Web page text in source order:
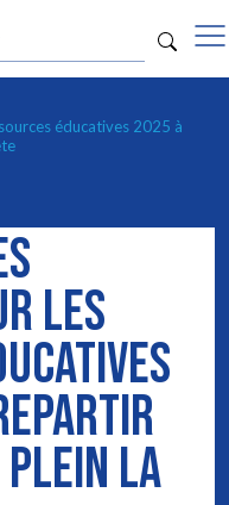
au contenu principal
éducatives 2025 à
LES
LA